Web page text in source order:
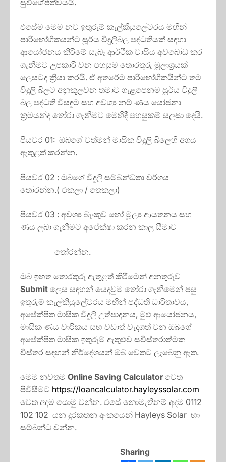
සුවිශේෂීත්වයයි.
එසේම මෙම නව ඉතුරුම් කැල්කියුලේටරය මඟින්
පාරිභෝගිකයන්ට සූර්ය විදුලිබල පද්ධතියක් සඳහා
ආයෝජනය කිරීමේ සැබෑ ආර්ථික වාසිය අවබෝධ කර
ගැනීමට උපකාරී වන පහසුම තොරතුරු මූලාශ්‍රයක්
ලෙසටද ක්‍රියා කරයි. ඒ අතරේම පාරිභෝගිකයින්ට තම
විදුලි බිලට අනුකූලවන තමාට ගැළපෙනම සූර්ය විදුලි
බල පද්ධති විසඳුම සහ අවශ්‍ය නම් ණය යෝජනා
ක්‍රමයන්ද තෝරා ගැනීමට මෙහිදී පහසුකම් සලසා දෙයි.
පියවර 01: ඔබගේ වත්මන් මාසික විදුලි බිලෙහි අගය
ඇතුළත් කරන්න.
පියවර 02 : ඔබගේ විදුලි සම්බන්ධතා වර්ගය
තෝරන්න.( එකලා / තෙකලා)
පියවර 03 : අවශ්‍ය බැංකුව හෝ මූල්‍ය ආයතනය සහ
ණය ලබා ගැනීමට අපේක්ෂා කරන කාල සීමාව
තෝරන්න.
ඔබ ඉහත තොරතුරු ඇතුළත් කිරීමෙන් අනතුරුව
Submit ලෙස සඳහන් යෙදවුම තෝරා ගැනීමෙන් පසු
ඉතුරුම් කැල්කියුලේටරය මඟින් පද්ධති ධාරිතාවය,
අපේක්ෂිත මාසික විදුලි උත්පාදනය, මුළු ආයෝජනය,
මාසික ණය වාරිකය සහ වඩාත් වැදගත් වන ඔබගේ
අපේක්ෂිත මාසික ඉතුරුම් ඇතුළුව සවිස්තරාත්මක
විස්තර සඳහන් නිර්දේශයන් ඔබ වෙතට ලැබෙනු ඇත.
මෙම නවතම Online Saving Calculatorවෙත
පිවිසීමට https://loancalculator.hayleyssolar.com
වෙත අදම යොමු වන්න. එසේ නොමැතිනම් අදම 0112
102 102 යන දුරකතන අංකයෙන් Hayleys Solar හා
සම්බන්ධ වන්න.
Sharing